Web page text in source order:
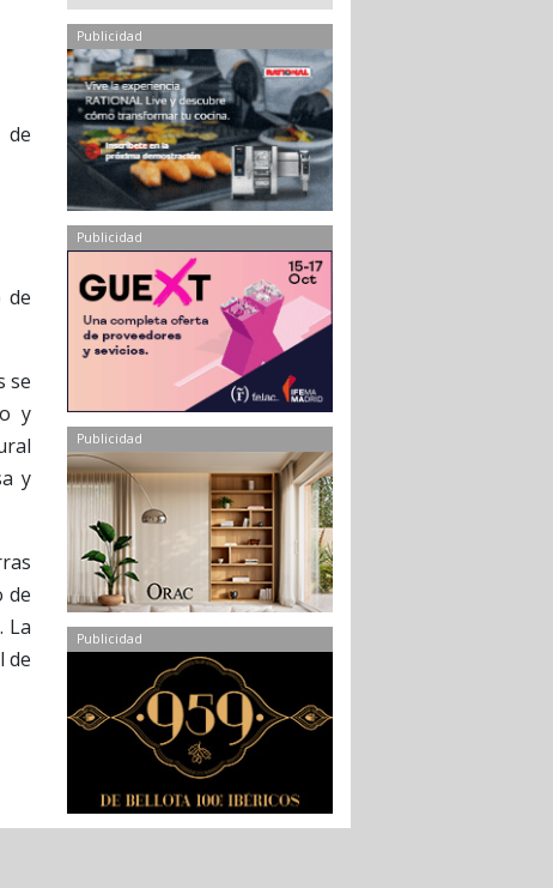
de
de
se
y
y
de
La
de
Publicidad
Publicidad
Publicidad
Publicidad